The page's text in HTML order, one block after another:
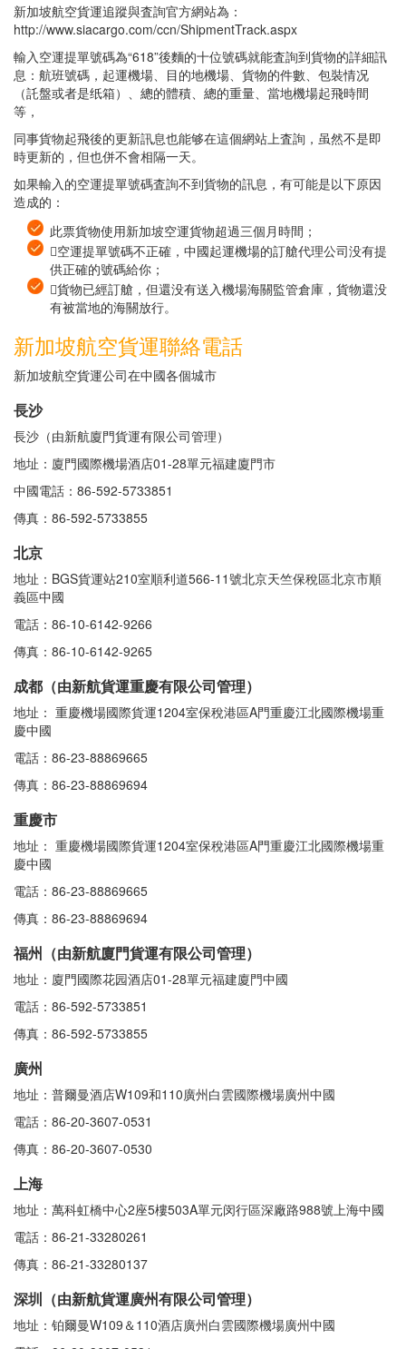
新加坡航空貨運追蹤與査詢官方網站為：
http://www.siacargo.com/ccn/ShipmentTrack.aspx
輸入空運提單號碼為“618”後麵的十位號碼就能査詢到貨物的詳細訊
息：航班號碼，起運機場、目的地機場、貨物的件數、包裝情况
（託盤或者是纸箱）、總的體積、總的重量、當地機場起飛時間
等，
同事貨物起飛後的更新訊息也能够在這個網站上査詢，虽然不是即
時更新的，但也併不會相隔一天。
如果輸入的空運提單號碼査詢不到貨物的訊息，有可能是以下原因
造成的：
此票貨物使用新加坡空運貨物超過三個月時間；
空運提單號碼不正確，中國起運機場的訂艙代理公司没有提
供正確的號碼給你；
貨物已經訂艙，但還没有送入機場海關監管倉庫，貨物還没
有被當地的海關放行。
新加坡航空貨運聯絡電話
新加坡航空貨運公司在中國各個城市
長沙
長沙（由新航廈門貨運有限公司管理）
地址：廈門國際機場酒店01-28單元福建廈門市
中國電話：86-592-5733851
傳真：86-592-5733855
北京
地址：BGS貨運站210室順利道566-11號北京天竺保稅區北京市順
義區中國
電話：86-10-6142-9266
傳真：86-10-6142-9265
成都（由新航貨運重慶有限公司管理）
地址： 重慶機場國際貨運1204室保稅港區A門重慶江北國際機場重
慶中國
電話：86-23-88869665
傳真：86-23-88869694
重慶市
地址： 重慶機場國際貨運1204室保稅港區A門重慶江北國際機場重
慶中國
電話：86-23-88869665
傳真：86-23-88869694
福州（由新航廈門貨運有限公司管理）
地址：廈門國際花园酒店01-28單元福建廈門中國
電話：86-592-5733851
傳真：86-592-5733855
廣州
地址：普爾曼酒店W109和110廣州白雲國際機場廣州中國
電話：86-20-3607-0531
傳真：86-20-3607-0530
上海
地址：萬科虹橋中心2座5樓503A單元闵行區深廠路988號上海中國
電話：86-21-33280261
傳真：86-21-33280137
深圳（由新航貨運廣州有限公司管理）
地址：铂爾曼W109＆110酒店廣州白雲國際機場廣州中國